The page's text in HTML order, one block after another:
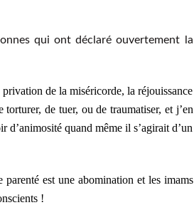
qui ont déclaré ouvertement la
de la miséricorde, la réjouissance
de tuer, ou de traumatiser, et j’en
d’animosité quand même il s’agirait d’un
est une abomination et les imams
!